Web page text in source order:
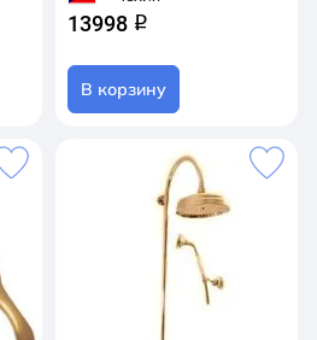
13998 q
В корзину